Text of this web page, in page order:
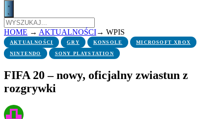
HOME → AKTUALNOŚCI→ WPIS
AKTUALNOŚCI GRY KONSOLE MICROSOFT XBOX
NINTENDO SONY PLAYSTATION
FIFA 20 – nowy, oficjalny zwiastun z
rozgrywki